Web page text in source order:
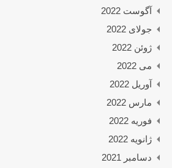
آگوست 2022
جولای 2022
ژوئن 2022
می 2022
آوریل 2022
مارس 2022
فوریه 2022
ژانویه 2022
دسامبر 2021